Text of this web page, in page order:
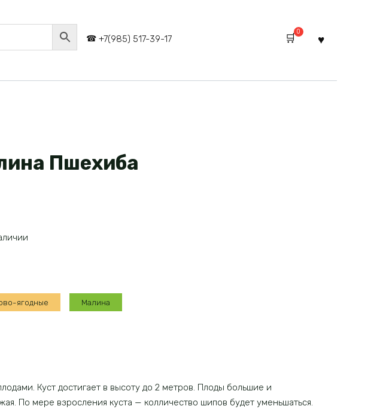
+7(985) 517-39-17
0
Пшехиба
ягодные Малина
Куст достигает в высоту до 2 метров. Плоды большие и
По мере взросления куста — колличество шипов будет уменьшаться.